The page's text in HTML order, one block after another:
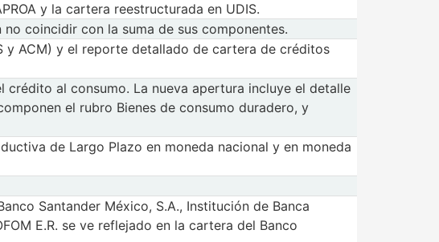
y la cartera reestructurada en UDIS.
coincidir con la suma de sus componentes.
ACM) y el reporte detallado de cartera de créditos
al consumo. La nueva apertura incluye el detalle
el rubro Bienes de consumo duradero, y
de Largo Plazo en moneda nacional y en moneda
Santander México, S.A., Institución de Banca
E.R. se ve reflejado en la cartera del Banco